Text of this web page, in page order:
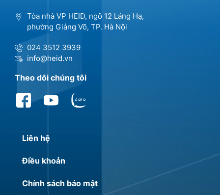
Tòa nhà VP HEID, ngõ 12 Láng Hạ,
phường Giảng Võ, TP. Hà Nội
024 3512 3939
info@heid.vn
Theo dõi chúng tôi
Liên hệ
Điều khoản
Chính sách bảo mật